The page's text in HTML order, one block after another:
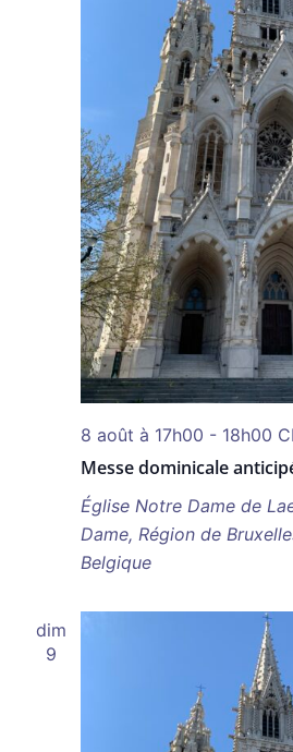
Messe dominicale
8 août à 17h00 - 18h00
Église Notre Dame de
Dame, Région de
Belgique
dim
9